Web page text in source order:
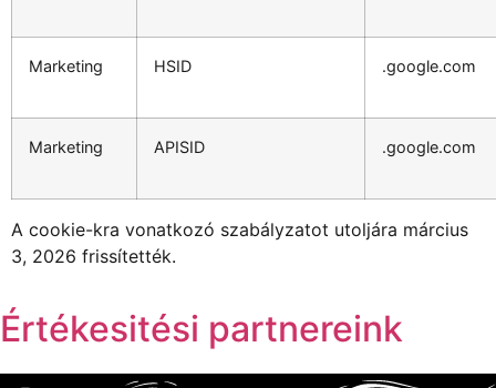
Marketing HSID .google.com
Marketing APISID .google.com
A cookie-kra vonatkozó szabályzatot utoljára március
3, 2026 frissítették.
Értékesitési partnereink